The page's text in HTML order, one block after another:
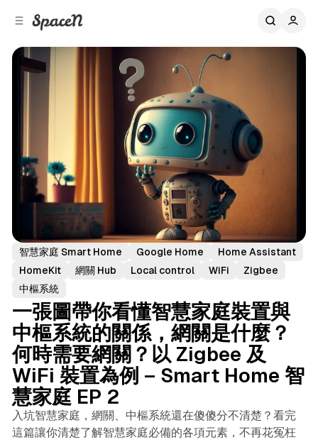
智慧家庭 Smart Home Google Home
Home Assistant
HomeKit
網關 Hub Local control WiFi
Zigbee
中樞系統
一張圖帶你看懂智慧家庭裝置與
中樞系統的關係，網關是什麼？
何時需要網關？以 Zigbee 及
WiFi 裝置為例 – Smart Home 智
慧家庭 EP 2
入坑智慧家庭，網關、中樞系統還在傻傻分不清楚？看完
這篇讓你清楚了解智慧家庭必備的各項元素，不再花冤枉